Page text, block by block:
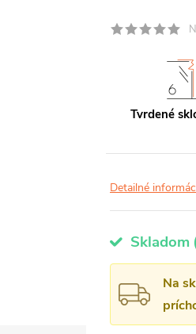
Tvrdené
Detailné
Skladom
Na